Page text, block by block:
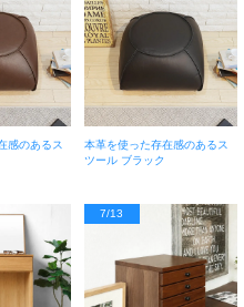
感のあるス
本革を使った存在感のあるス
ツール ブラック
7/13